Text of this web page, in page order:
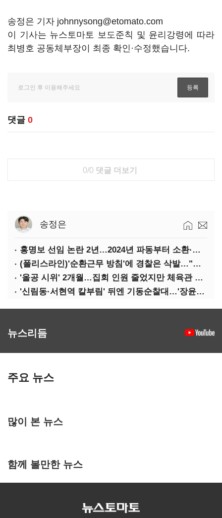
송정은 기자 johnnysong@etomato.com
이 기사는 뉴스토마토 보도준칙 및 윤리강령에 따라
최병호 공동체부장이 최종 확인·수정했습니다.
댓글 0
0/0 댓글 더보기
송정은
홍명보 선임 논란 2년…2024년 파동부터 소환·압색까지
(폴리스라인)'순환근무 방침'에 경찰은 삭발…"베테랑·수사력 보강 먼저"
'올공 시위' 2개월…집회 인원 줄었지만 체육관 봉쇄 계속
'신림동·서현역 칼부림' 뒤엔 기동순찰대…'장윤기 은폐·조작' 후엔 내부비리수사대
뉴스리듬
주요 뉴스
많이 본 뉴스
함께 볼만한 뉴스